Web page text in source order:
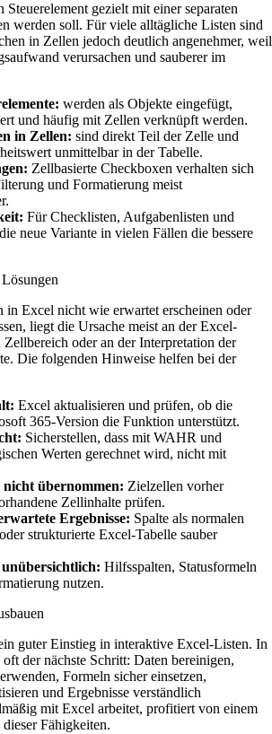
gezielt mit einer separaten
werden soll. Für viele alltägliche Listen sind
in Zellen jedoch deutlich angenehmer, weil
verursachen und sauberer im
werden als Objekte eingefügt,
und häufig mit Zellen verknüpft werden.
in Zellen: sind direkt Teil der Zelle und
unmittelbar in der Tabelle.
Zellbasierte Checkboxen verhalten sich
und Formatierung meist
Für Checklisten, Aufgabenlisten und
neue Variante in vielen Fällen die bessere
in Excel nicht wie erwartet erscheinen oder
liegt die Ursache meist an der Excel-
oder an der Interpretation der
Die folgenden Hinweise helfen bei der
Excel aktualisieren und prüfen, ob die
365-Version die Funktion unterstützt.
Sicherstellen, dass mit WAHR und
Werten gerechnet wird, nicht mit
übernommen: Zielzellen vorher
Zellinhalte prüfen.
Ergebnisse: Spalte als normalen
strukturierte Excel-Tabelle sauber
Hilfsspalten, Statusformeln
nutzen.
guter Einstieg in interaktive Excel-Listen. In
der nächste Schritt: Daten bereinigen,
Formeln sicher einsetzen,
und Ergebnisse verständlich
mit Excel arbeitet, profitiert von einem
Fähigkeiten.